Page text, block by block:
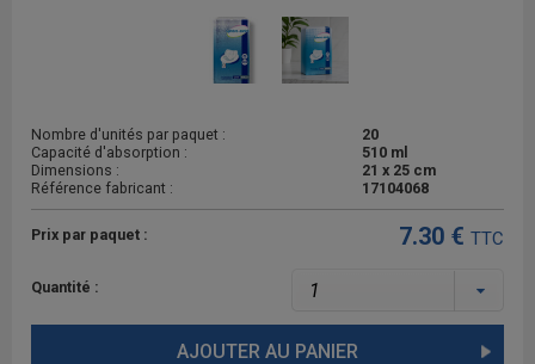
Nombre d'unités par paquet :
20
Capacité d'absorption :
510 ml
Dimensions :
21 x 25 cm
Référence fabricant :
17104068
Prix par paquet : 7.30 € TTC
Quantité :
AJOUTER AU PANIER